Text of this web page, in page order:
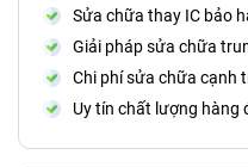
Sửa chữa thay IC bảo
Giải pháp sửa chữa
Chi phí sửa chữa cạnh
Uy tín chất lượng hàng